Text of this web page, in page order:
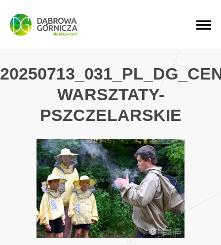
PRZEJDŹ DO MENU GŁÓWNEGO
PRZEJDŹ DO WYSZUKIWARKI
PRZEJDŹ DO TREŚCI
WARSZTATY-
PSZCZELARSKIE